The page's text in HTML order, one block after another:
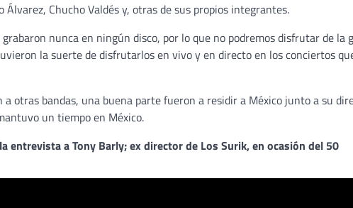
Álvarez, Chucho Valdés y, otras de sus propios integrantes.
nunca en ningún disco, por lo que no podremos disfrutar de la
la suerte de disfrutarlos en vivo y en directo en los conciertos
otras bandas, una buena parte fueron a residir a México junto a su
un tiempo en México.
entrevista a Tony Barly; ex director de Los Surik, en ocasión del 50